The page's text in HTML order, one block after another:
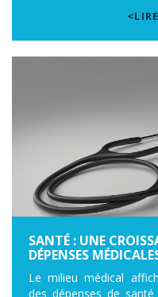
SANTÉ : UNE
DÉPENSES
Le milieu médical
des dépenses de